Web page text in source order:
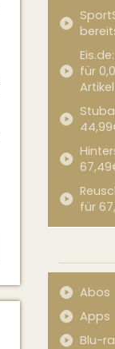
für
Artikel
für
Abos
Apps
Blu-